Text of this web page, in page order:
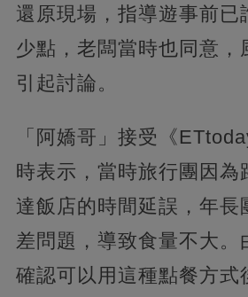
還原現場，指導遊事前已
少點，老闆當時也同意，
引起討論。
「阿嬌哥」接受《
時表示，當時旅行團因為
達飯店的時間延誤，年長
差問題，導致食量不大。
確認可以用這種點餐方式